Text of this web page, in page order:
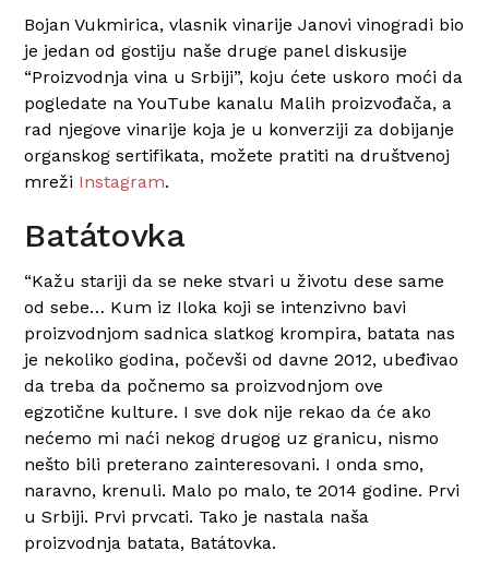
Bojan Vukmirica, vlasnik vinarije Janovi vinogradi bio
je jedan od gostiju naše druge panel diskusije
“Proizvodnja vina u Srbiji”, koju ćete uskoro moći da
pogledate na YouTube kanalu Malih proizvođača, a
rad njegove vinarije koja je u konverziji za dobijanje
organskog sertifikata, možete pratiti na društvenoj
mreži Instagram.
Batátovka
“Kažu stariji da se neke stvari u životu dese same
od sebe… Kum iz Iloka koji se intenzivno bavi
proizvodnjom sadnica slatkog krompira, batata nas
je nekoliko godina, počevši od davne 2012, ubeđivao
da treba da počnemo sa proizvodnjom ove
egzotične kulture. I sve dok nije rekao da će ako
nećemo mi naći nekog drugog uz granicu, nismo
nešto bili preterano zainteresovani. I onda smo,
naravno, krenuli. Malo po malo, te 2014 godine. Prvi
u Srbiji. Prvi prvcati. Tako je nastala naša
proizvodnja batata, Batátovka.